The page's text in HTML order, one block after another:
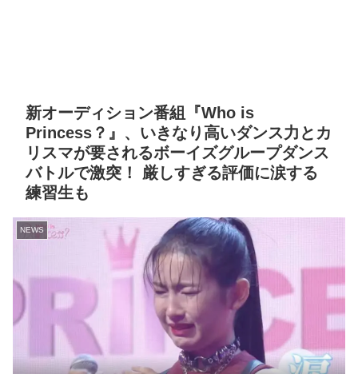
新オーディション番組『Who is
Princess？』、いきなり高いダンス力とカ
リスマが要されるボーイズグループダンス
バトルで激突！ 厳しすぎる評価に涙する
練習生も
NEWS